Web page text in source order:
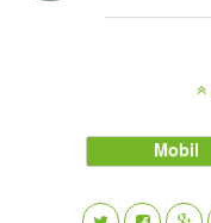
Mobil